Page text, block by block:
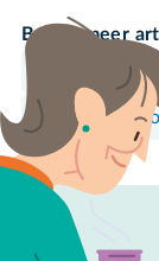
Bekijk meer